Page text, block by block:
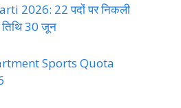
2026: 22 पदों पर निकली
30 जून
Sports Quota